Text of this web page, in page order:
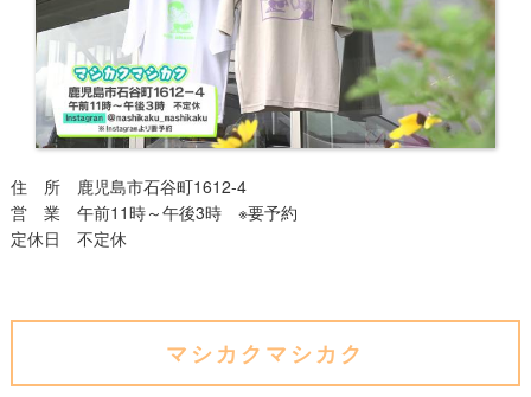
住 所 鹿児島市石谷町1612-4
営 業 午前11時～午後3時 ※要予約
定休日 不定休
マシカクマシカク